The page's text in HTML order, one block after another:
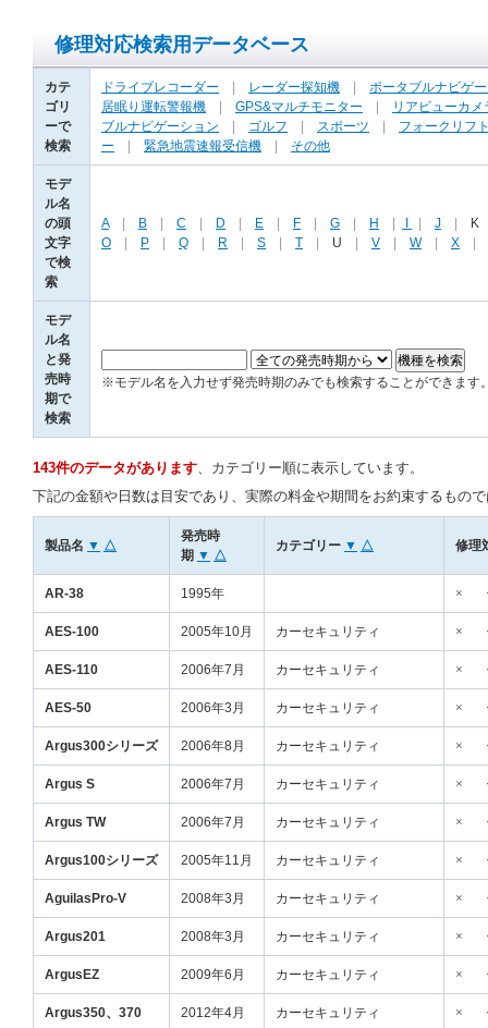
修理対応検索用データベース
カテ
ゴリ
ーで
検索
ドライブレコーダー レーダー探知機
ポータブルナビゲ
居眠り運転警報機
GPS&マルチモニター
リアビューカメ
ブルナビゲーション
ゴルフ スポーツ
フォークリフ
ー
緊急地震速報受信機 その他
モデ
ル名
の頭
文字
で検
索
A| B C D E F G H J K
O
P Q R S T U V W| X
モデ
ル名
と発
売時
期で
検索
※モデル名を入力せず発売時期のみでも検索することができます
143件のデータがあります、カテゴリー順に表示しています。
下記の金額や日数は目安であり、実際の料金や期間をお約束するもの
製品名 ▼ △
発売時
期 ▼ △
カテゴリー ▼ △ 修理
AR-38 1995年 ×
AES-100 2005年10月 カーセキュリティ ×
AES-110 2006年7月 カーセキュリティ ×
AES-50 2006年3月 カーセキュリティ ×
Argus300シリーズ 2006年8月 カーセキュリティ ×
Argus S 2006年7月 カーセキュリティ ×
Argus TW 2006年7月 カーセキュリティ ×
Argus100シリーズ 2005年11月 カーセキュリティ ×
AguilasPro-V 2008年3月 カーセキュリティ ×
Argus201 2008年3月 カーセキュリティ ×
ArgusEZ 2009年6月 カーセキュリティ ×
Argus350、370 2012年4月 カーセキュリティ ×